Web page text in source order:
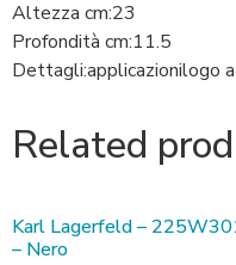
Altezza cm:23
Profondità cm:11.5
Dettagli:applicazionilogo
Related
Karl Lagerfeld –
– Nero